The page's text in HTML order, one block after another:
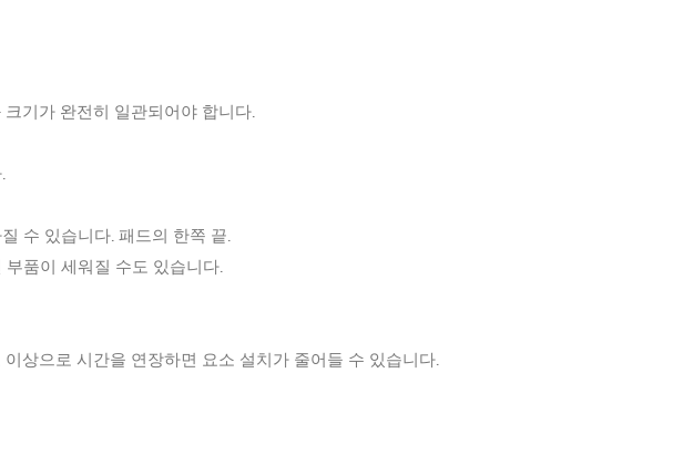
기가 완전히 일관되어야 합니다.
수 있습니다. 패드의 한쪽 끝.
품이 세워질 수도 있습니다.
상으로 시간을 연장하면 요소 설치가 줄어들 수 있습니다.